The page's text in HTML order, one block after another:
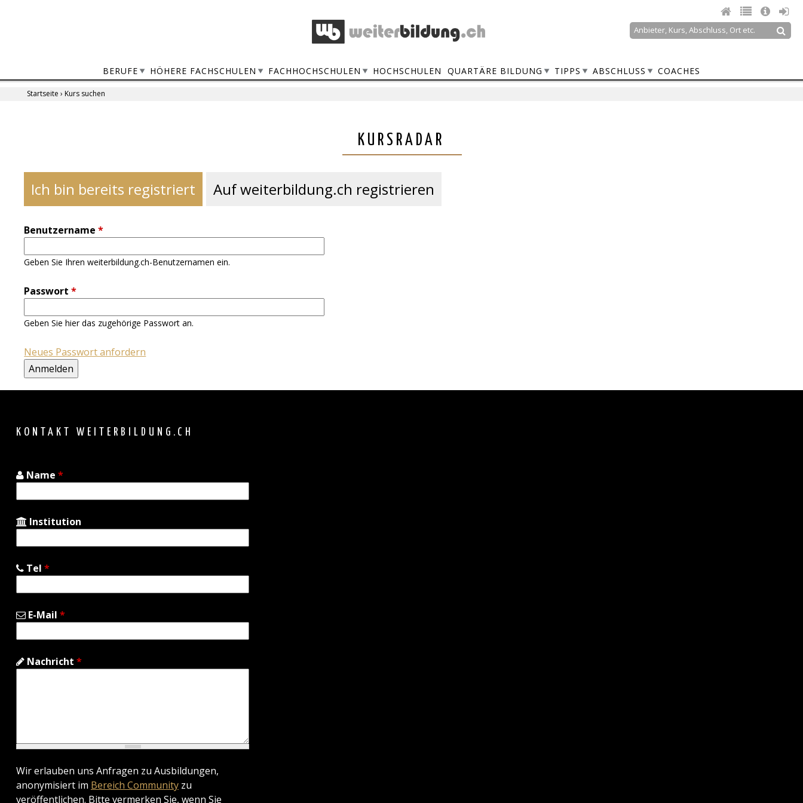
Suche
BERUFE HÖHERE FACHSCHULEN FACHHOCHSCHULEN HOCHSCHULEN QUARTÄRE BILDUNG TIPPS ABSCHLUSS COACHES
Startseite › Kurs suchen
KURSRADAR
Ich bin bereits registriert Auf weiterbildung.ch registrieren
Benutzername*
Geben Sie Ihren weiterbildung.ch-Benutzernamen ein.
Passwort*
Geben Sie hier das zugehörige Passwort an.
Neues Passwort anfordern
KONTAKT WEITERBILDUNG.CH
Name *
Institution
Tel *
E-Mail *
Nachricht *
Wir erlauben uns Anfragen zu Ausbildungen,
anonymisiert im Bereich Communityzu
veröffentlichen. Bitte vermerken Sie, wenn Sie